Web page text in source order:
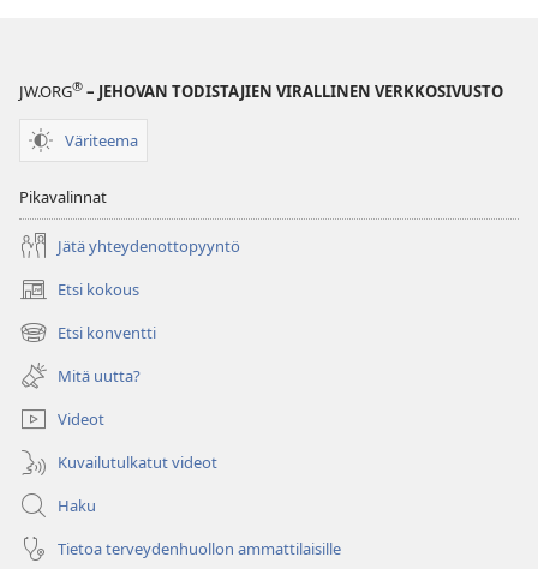
JW.ORG® – JEHOVAN TODISTAJIEN VIRALLINEN VERKKOSIVUSTO
Väriteema
Pikavalinnat
Jätä yhteydenottopyyntö
Etsi kokous
(avaa
uuden
ikkunan)
Etsi konventti
(avaa
uuden
ikkunan)
Mitä uutta?
Videot
Kuvailutulkatut videot
Haku
Tietoa terveydenhuollon ammattilaisille